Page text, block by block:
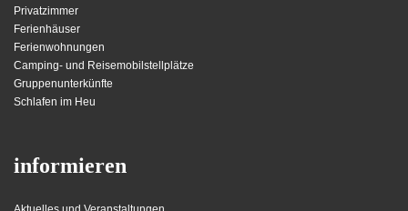
Privatzimmer
Ferienhäuser
Ferienwohnungen
Camping- und Reisemobilstellplätze
Gruppenunterkünfte
Schlafen im Heu
informieren